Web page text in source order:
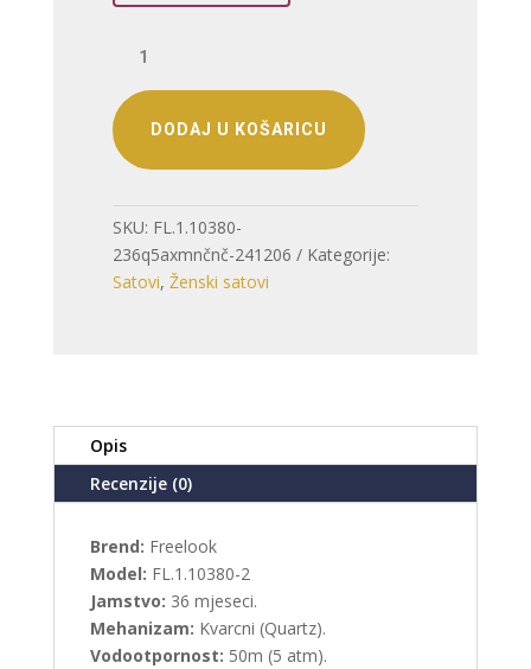
(FL.1.10380-
količinaDODAJ U KOŠARICU
SKU: FL.1.10380-
236q5axmnčnč-241206
Kategorije:
Satovi, Ženski satovi
Opis
Recenzije (0)
Brend: Freelook
Model: FL.1.10380-2
Jamstvo: 36 mjeseci.
Mehanizam: Kvarcni (Quartz).
Vodootpornost: 50m (5 atm).